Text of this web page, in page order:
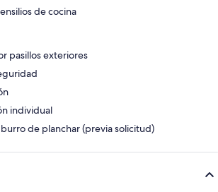
de cocina
pasillos exteriores
individual
burro de planchar (previa solicitud)